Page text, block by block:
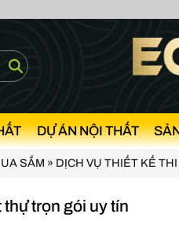
DỰ ÁN NỘI THẤT
SẮM » DỊCH VỤ THIẾT KẾ
trọn gói uy tín